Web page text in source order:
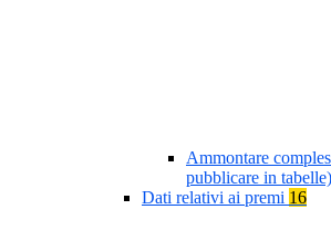
Ammontare
pubblicare in tabelle)
Dati relativi ai premi 16